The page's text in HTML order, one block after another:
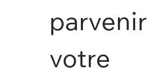
parvenir
votre